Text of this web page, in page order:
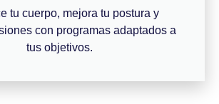
tu cuerpo, mejora tu postura y
con programas adaptados a
tus objetivos.